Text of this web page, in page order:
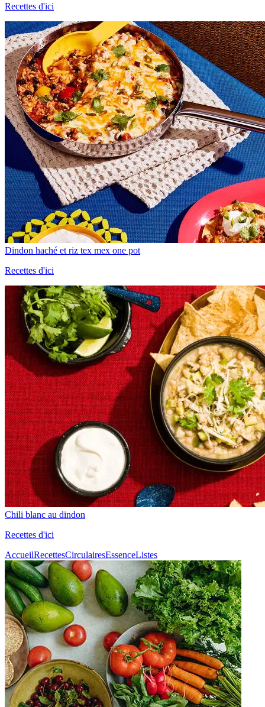
Recettes d'ici
Dindon haché et riz tex mex one pot
Recettes d'ici
Chili blanc au dindon
Recettes d'ici
AccueilRecettesCirculairesEssenceListes